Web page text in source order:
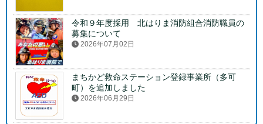
令和９年度採用 北はりま消防組合消防職員の
募集について
2026年07月02日
まちかど救命ステーション登録事業所（多可
町）を追加しました
2026年06月29日